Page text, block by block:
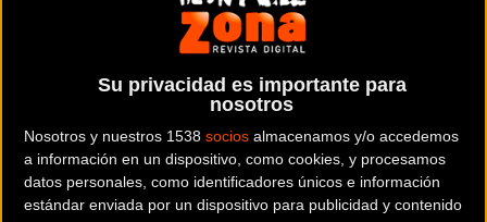
Su privacidad es importante para
nosotros
Nosotros y nuestros 1538 socios almacenamos y/o accedemos
a información en un dispositivo, como cookies, y procesamos
datos personales, como identificadores únicos e información
estándar enviada por un dispositivo para publicidad y contenido